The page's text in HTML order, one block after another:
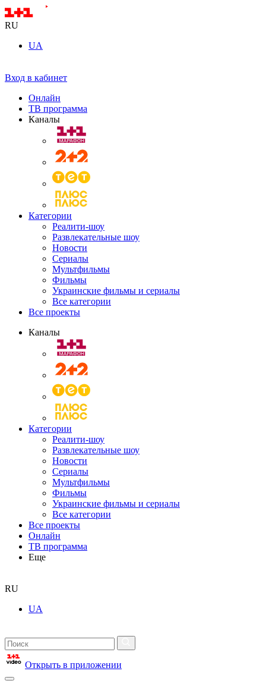
RU
UA
Вход в кабинет
Онлайн
ТВ программа
Каналы
Категории
Реалити-шоу
Развлекательные шоу
Новости
Сериалы
Мультфильмы
Фильмы
Украинские фильмы и сериалы
Все категории
Все проекты
Каналы
Категории
Реалити-шоу
Развлекательные шоу
Новости
Сериалы
Мультфильмы
Фильмы
Украинские фильмы и сериалы
Все категории
Все проекты
Онлайн
ТВ программа
Еще
RU
UA
Открыть в приложении